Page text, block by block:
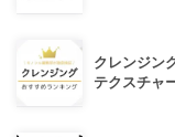
クレンジン
テクスチャ